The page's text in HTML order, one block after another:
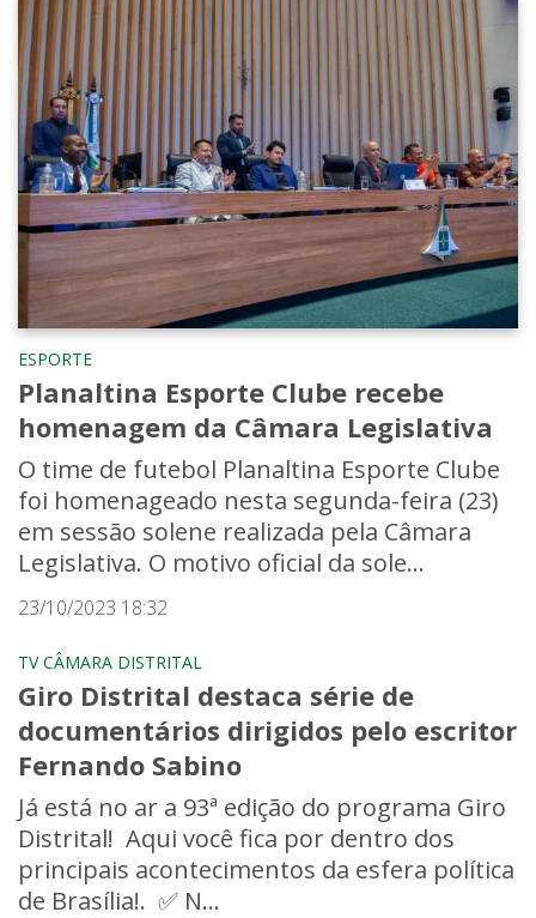
ESPORTE
Planaltina Esporte Clube recebe
homenagem da Câmara Legislativa
O time de futebol Planaltina Esporte Clube
foi homenageado nesta segunda-feira (23)
em sessão solene realizada pela Câmara
Legislativa. O motivo oficial da sole...
23/10/2023 18:32
TV CÂMARA DISTRITAL
Giro Distrital destaca série de
documentários dirigidos pelo escritor
Fernando Sabino
Já está no ar a 93ª edição do programa Giro
Distrital! Aqui você fica por dentro dos
principais acontecimentos da esfera política
de Brasília!. ✅ N...